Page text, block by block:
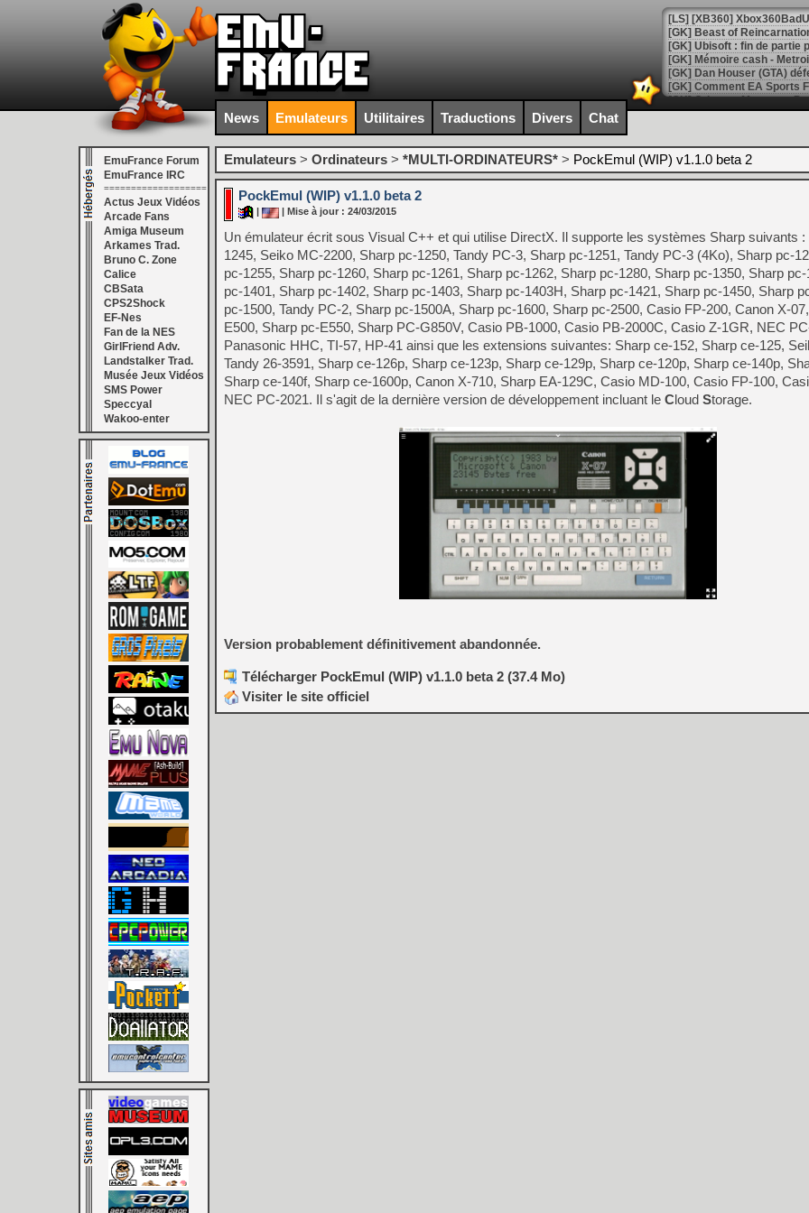
[GK] Beast of
[GK] Ubisoft : fin de partie
[GK] Mémoire cash -
[GK] Dan Houser (GTA)
[GK] Comment EA Sports
[GK] Crimson Moon : un
[GK] Isle of Reveries : le
[GK] Moonlighter 2 : The
[GK] Capcom relance
[Mo5] Deux inédits du
[GK] Le beat'em up The
[GK] Endless Legend 2 :
[LS] [PS5] Le WebKit
[GK] Oubliez Crazy Taxi,
[LS] [Switch] NSZ 5.0.0
[GK] No More Room in
[GK] Un chatbot Atelier
[GK] Mémoire cash -
[GK] Nvidia : le prix des
[GK] Suikoden Star Leap
[Mo5] La mini borne
[GK] Atari renoue avec les
[GK] Le studio de FIFA
[GK] La PlayStation 1 en
[GK] Dawn of War 4 : les
[GK] CloverPit : l'héritier
[GK] Stellar Blade : Blood
[GK] Palworld Online est
[GK] Wuchang 2 : le
[GK] Minecraft et ses «
News Emulateurs Utilitaires Traductions Divers Chat
EmuFrance Forum
EmuFrance IRC
===================
Actus Jeux Vidéos
Arcade Fans
Amiga Museum
Arkames Trad.
Bruno C. Zone
Calice
CBSata
CPS2Shock
EF-Nes
Fan de la NES
GirlFriend Adv.
Landstalker Trad.
Musée Jeux Vidéos
SMS Power
Speccyal
Wakoo-enter
Emulateurs > Ordinateurs > *MULTI-ORDINATEURS* > PockEmul (WIP) v1.1.0 beta 2
PockEmul (WIP) v1.1.0 beta 2
| Mise à jour : 24/03/2015
Un émulateur écrit sous Visual C++ et qui utilise DirectX. Il supporte les systèmes Sharp suivants
1245, Seiko MC-2200, Sharp pc-1250, Tandy PC-3, Sharp pc-1251, Tandy PC-3 (4Ko), Sharp pc-
pc-1255, Sharp pc-1260, Sharp pc-1261, Sharp pc-1262, Sharp pc-1280, Sharp pc-1350, Sharp
pc-1401, Sharp pc-1402, Sharp pc-1403, Sharp pc-1403H, Sharp pc-1421, Sharp pc-1450, Sharp
pc-1500, Tandy PC-2, Sharp pc-1500A, Sharp pc-1600, Sharp pc-2500, Casio FP-200, Canon X-
E500, Sharp pc-E550, Sharp PC-G850V, Casio PB-1000, Casio PB-2000C, Casio Z-1GR, NEC
Panasonic HHC, TI-57, HP-41 ainsi que les extensions suivantes: Sharp ce-152, Sharp ce-125,
Tandy 26-3591, Sharp ce-126p, Sharp ce-123p, Sharp ce-129p, Sharp ce-120p, Sharp ce-140p,
Sharp ce-140f, Sharp ce-1600p, Canon X-710, Sharp EA-129C, Casio MD-100, Casio FP-100,
NEC PC-2021. Il s'agit de la dernière version de développement incluant le Cloud Storage.
Version probablement définitivement abandonnée.
Télécharger PockEmul (WIP) v1.1.0 beta 2 (37.4 Mo)
Visiter le site officiel